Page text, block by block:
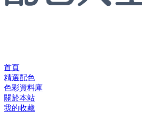
首頁
精選配色
色彩資料庫
關於本站
我的收藏